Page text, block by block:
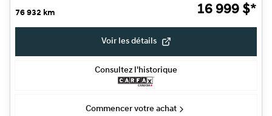
76 932 km 16 999 $*
Voir les détails
Consultez l'historique
Commencer votre achat